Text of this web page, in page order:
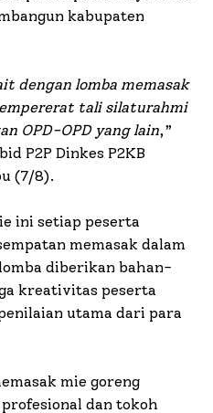
kabupaten
dengan lomba memasak
tali silaturahmi
OPD-OPD yang lain,”
P2P Dinkes P2KB
(7/8).
ini setiap peserta
memasak dalam
diberikan bahan-
kreativitas peserta
utama dari para
mie goreng
dan tokoh